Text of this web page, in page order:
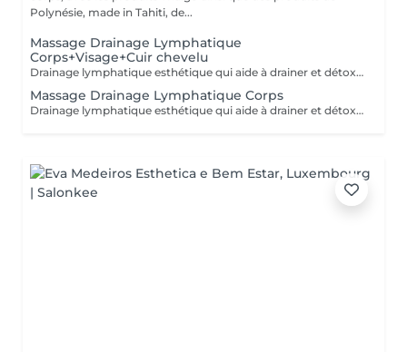
Polynésie, made in Tahiti, de...
Massage Drainage Lymphatique
Corps+Visage+Cuir chevelu
Drainage lymphatique esthétique qui aide à drainer et détoxifier le corps, visage et cuir chevelu. Accélère les échanges cellulaires, le circulation lymphatique et sanguine. Aide à se sentir plus léger. (Réalisé à sec sans huile)
Massage Drainage Lymphatique Corps
Drainage lymphatique esthétique qui aide à drainer et détoxifier le corps. Accélère les échanges cellulaires, le circulation lymphatique et sanguine. Aide à se sentir plus léger. (Réalisé à sec sans huile)